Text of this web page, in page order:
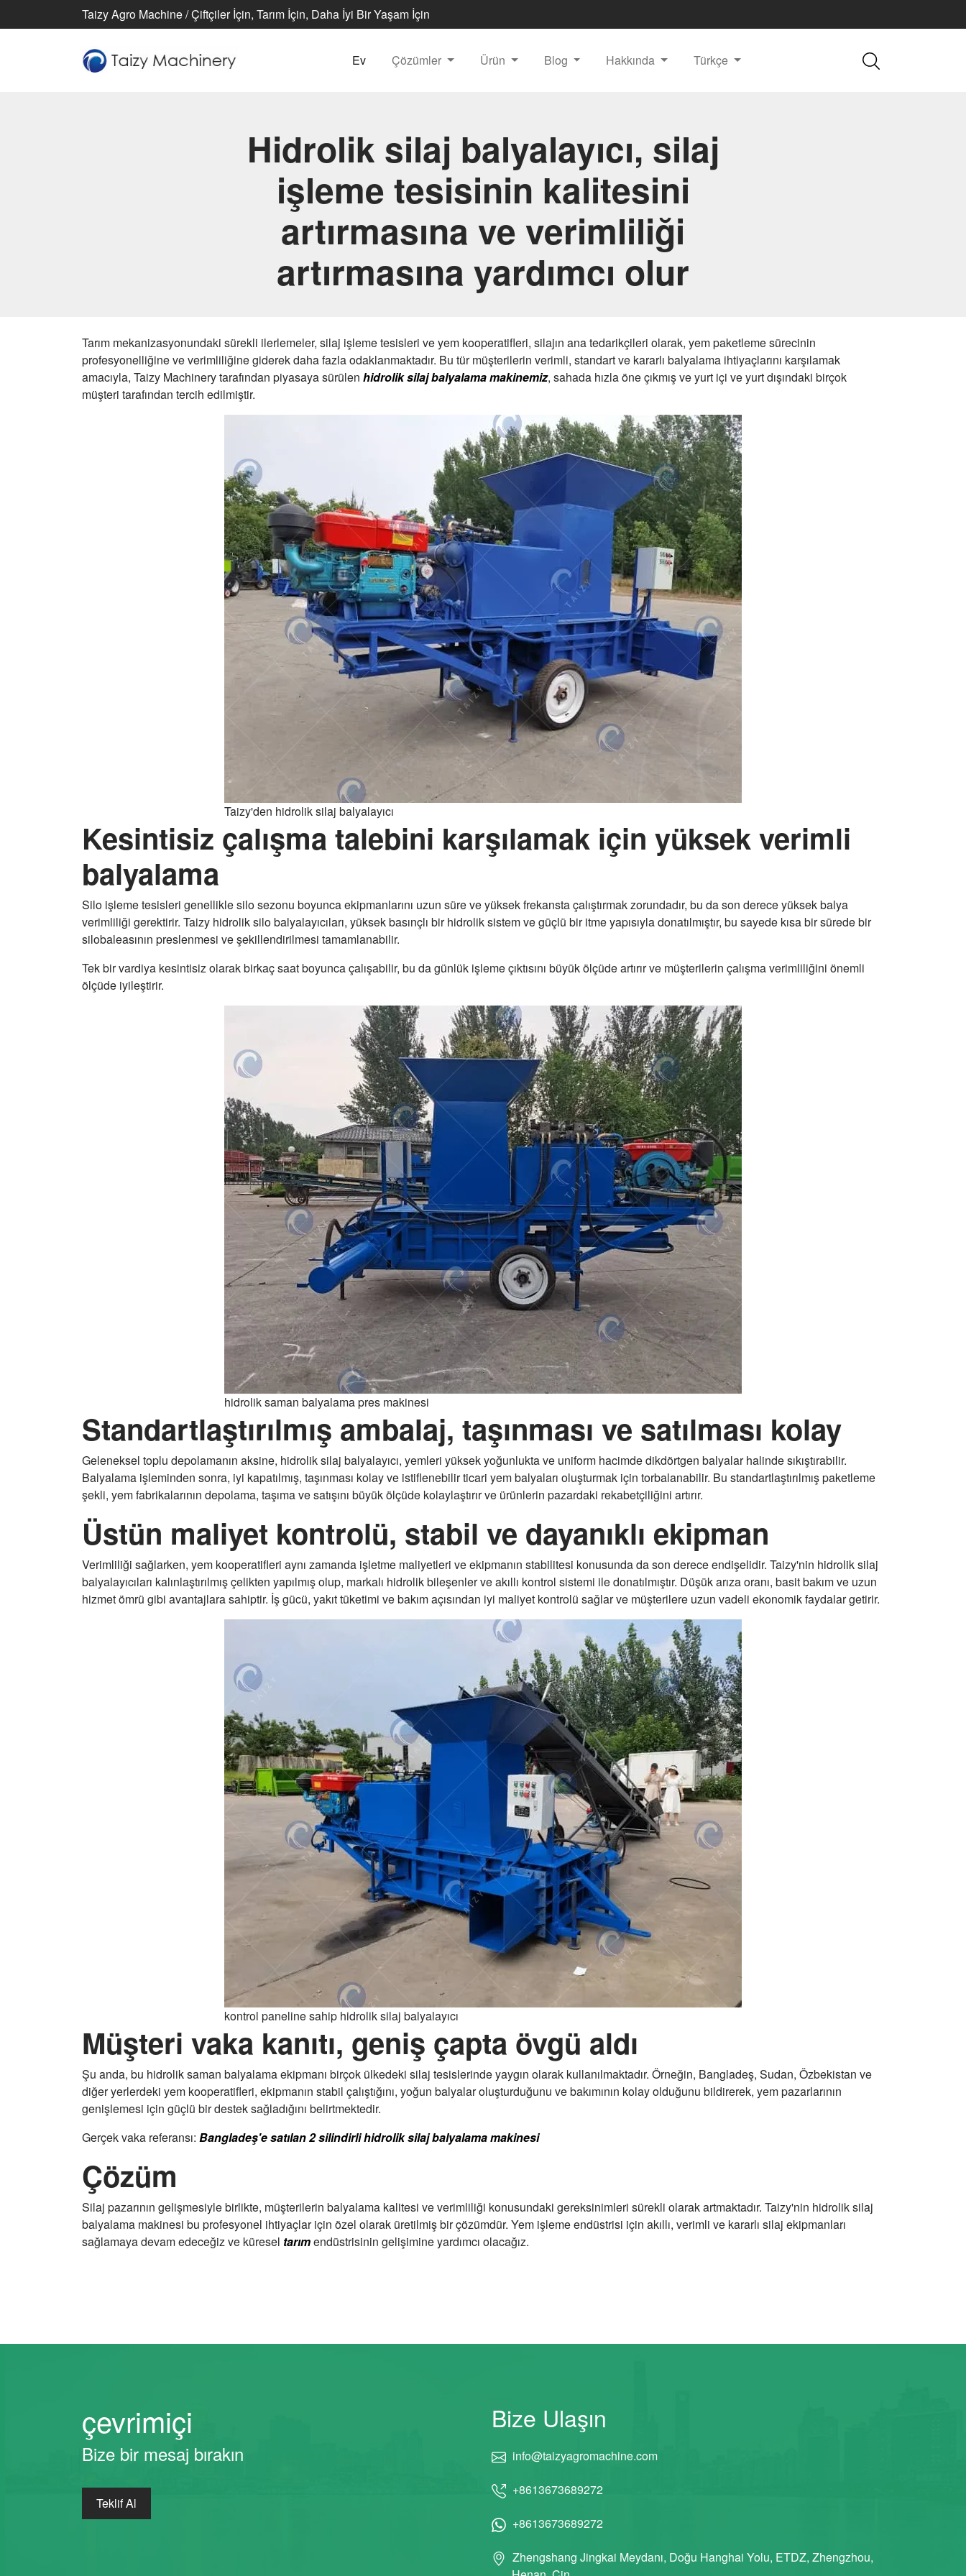
Taizy Agro Machine / Çiftçiler İçin, Tarım İçin, Daha İyi Bir Yaşam İçin
Ev Çözümler Ürün Blog Hakkında Türkçe
Hidrolik silaj balyalayıcı, silaj
işleme tesisinin kalitesini
artırmasına ve verimliliği
artırmasına yardımcı olur
Tarım mekanizasyonundaki sürekli ilerlemeler, silaj işleme tesisleri ve yem kooperatifleri, silajın ana tedarikçileri olarak, yem paketleme sürecinin
profesyonelliğine ve verimliliğine giderek daha fazla odaklanmaktadır. Bu tür müşterilerin verimli, standart ve kararlı balyalama ihtiyaçlarını karşılamak
amacıyla, Taizy Machinery tarafından piyasaya sürülen hidrolik silaj balyalama makinemiz, sahada hızla öne çıkmış ve yurt içi ve yurt dışındaki birçok
müşteri tarafından tercih edilmiştir.
Taizy'den hidrolik silaj balyalayıcı
Kesintisiz çalışma talebini karşılamak için yüksek verimli
balyalama
Silo işleme tesisleri genellikle silo sezonu boyunca ekipmanlarını uzun süre ve yüksek frekansta çalıştırmak zorundadır, bu da son derece yüksek balya
verimliliği gerektirir. Taizy hidrolik silo balyalayıcıları, yüksek basınçlı bir hidrolik sistem ve güçlü bir itme yapısıyla donatılmıştır, bu sayede kısa bir sürede bir
silobaleasının preslenmesi ve şekillendirilmesi tamamlanabilir.
Tek bir vardiya kesintisiz olarak birkaç saat boyunca çalışabilir, bu da günlük işleme çıktısını büyük ölçüde artırır ve müşterilerin çalışma verimliliğini önemli
ölçüde iyileştirir.
hidrolik saman balyalama pres makinesi
Standartlaştırılmış ambalaj, taşınması ve satılması kolay
Geleneksel toplu depolamanın aksine, hidrolik silaj balyalayıcı, yemleri yüksek yoğunlukta ve uniform hacimde dikdörtgen balyalar halinde sıkıştırabilir.
Balyalama işleminden sonra, iyi kapatılmış, taşınması kolay ve istiflenebilir ticari yem balyaları oluşturmak için torbalanabilir. Bu standartlaştırılmış paketleme
şekli, yem fabrikalarının depolama, taşıma ve satışını büyük ölçüde kolaylaştırır ve ürünlerin pazardaki rekabetçiliğini artırır.
Üstün maliyet kontrolü, stabil ve dayanıklı ekipman
Verimliliği sağlarken, yem kooperatifleri aynı zamanda işletme maliyetleri ve ekipmanın stabilitesi konusunda da son derece endişelidir. Taizy'nin hidrolik silaj
balyalayıcıları kalınlaştırılmış çelikten yapılmış olup, markalı hidrolik bileşenler ve akıllı kontrol sistemi ile donatılmıştır. Düşük arıza oranı, basit bakım ve uzun
hizmet ömrü gibi avantajlara sahiptir. İş gücü, yakıt tüketimi ve bakım açısından iyi maliyet kontrolü sağlar ve müşterilere uzun vadeli ekonomik faydalar getirir.
kontrol paneline sahip hidrolik silaj balyalayıcı
Müşteri vaka kanıtı, geniş çapta övgü aldı
Şu anda, bu hidrolik saman balyalama ekipmanı birçok ülkedeki silaj tesislerinde yaygın olarak kullanılmaktadır. Örneğin, Bangladeş, Sudan, Özbekistan ve
diğer yerlerdeki yem kooperatifleri, ekipmanın stabil çalıştığını, yoğun balyalar oluşturduğunu ve bakımının kolay olduğunu bildirerek, yem pazarlarının
genişlemesi için güçlü bir destek sağladığını belirtmektedir.
Gerçek vaka referansı: Bangladeş'e satılan 2 silindirli hidrolik silaj balyalama makinesi
Çözüm
Silaj pazarının gelişmesiyle birlikte, müşterilerin balyalama kalitesi ve verimliliği konusundaki gereksinimleri sürekli olarak artmaktadır. Taizy'nin hidrolik silaj
balyalama makinesi bu profesyonel ihtiyaçlar için özel olarak üretilmiş bir çözümdür. Yem işleme endüstrisi için akıllı, verimli ve kararlı silaj ekipmanları
sağlamaya devam edeceğiz ve küresel tarımendüstrisinin gelişimine yardımcı olacağız.
çevrimiçi
Bize bir mesaj bırakın
Teklif Al
Bize Ulaşın
info@taizyagromachine.com
+8613673689272
+8613673689272
Zhengshang Jingkai Meydanı, Doğu Hanghai Yolu, ETDZ, Zhengzhou,